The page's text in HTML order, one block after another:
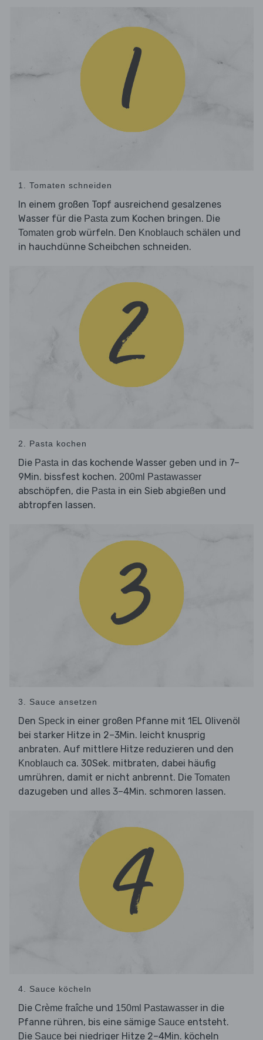
1. Tomaten schneiden
In einem großen Topf ausreichend gesalzenes
Wasser für die Pasta zum Kochen bringen. Die
Tomaten grob würfeln. Den Knoblauch schälen und
in hauchdünne Scheibchen schneiden.
2. Pasta kochen
Die Pasta in das kochende Wasser geben und in 7–
9Min. bissfest kochen. 200ml Pastawasser
abschöpfen, die Pasta in ein Sieb abgießen und
abtropfen lassen.
3. Sauce ansetzen
Den Speck in einer großen Pfanne mit 1EL Olivenöl
bei starker Hitze in 2–3Min. leicht knusprig
anbraten. Auf mittlere Hitze reduzieren und den
Knoblauch ca. 30Sek. mitbraten, dabei häufig
umrühren, damit er nicht anbrennt. Die Tomaten
dazugeben und alles 3–4Min. schmoren lassen.
4. Sauce köcheln
Die Crème fraîche und 150ml Pastawasser in die
Pfanne rühren, bis eine sämige Sauce entsteht.
Die Sauce bei niedriger Hitze 2–4Min. köcheln